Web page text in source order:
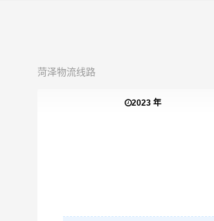
菏泽物流线路
2023 年